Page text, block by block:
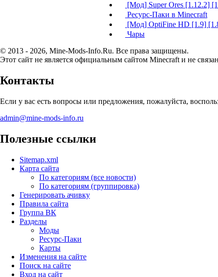
[Мод] Super Ores [1.12.2]
Ресурс-Паки в Minecraft
[Мод] OptiFine HD [1.9]
Чары
© 2013 - 2026, Mine-Mods-Info.Ru. Все права защищены.
Этот сайт не является официальным сайтом Minecraft и не
Контакты
Если у вас есть вопросы или предложения, пожалуйста,
admin@mine-mods-info.ru
Полезные ссылки
Sitemap.xml
Карта сайта
По категориям (все новости)
По категориям (группировка)
Генерировать ачивку
Правила сайта
Группа ВК
Разделы
Моды
Ресурс-Паки
Карты
Изменения на сайте
Поиск на сайте
Вход на сайт